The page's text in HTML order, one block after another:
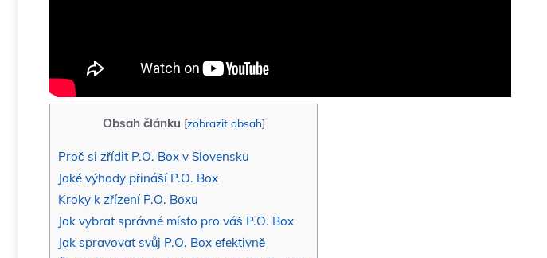
Obsah článku [zobrazit obsah]
Proč si zřídit P.O. Box v Slovensku
Jaké výhody přináší P.O. Box
Kroky k zřízení P.O. Boxu
Jak vybrat správné místo pro váš P.O. Box
Jak spravovat svůj P.O. Box efektivně